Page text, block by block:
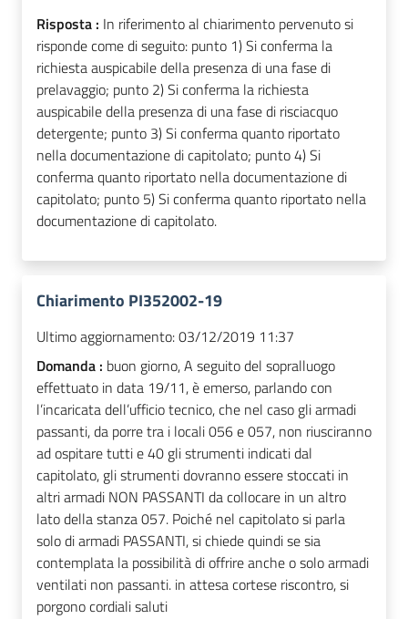
Risposta : In riferimento al chiarimento pervenuto si
risponde come di seguito: punto 1) Si conferma la
richiesta auspicabile della presenza di una fase di
prelavaggio; punto 2) Si conferma la richiesta
auspicabile della presenza di una fase di risciacquo
detergente; punto 3) Si conferma quanto riportato
nella documentazione di capitolato; punto 4) Si
conferma quanto riportato nella documentazione di
capitolato; punto 5) Si conferma quanto riportato nella
documentazione di capitolato.
Chiarimento PI352002-19
Ultimo aggiornamento:03/12/2019 11:37
Domanda : buon giorno, A seguito del sopralluogo
effettuato in data 19/11, è emerso, parlando con
l’incaricata dell’ufficio tecnico, che nel caso gli armadi
passanti, da porre tra i locali 056 e 057, non riusciranno
ad ospitare tutti e 40 gli strumenti indicati dal
capitolato, gli strumenti dovranno essere stoccati in
altri armadi NON PASSANTI da collocare in un altro
lato della stanza 057. Poiché nel capitolato si parla
solo di armadi PASSANTI, si chiede quindi se sia
contemplata la possibilità di offrire anche o solo armadi
ventilati non passanti. in attesa cortese riscontro, si
porgono cordiali saluti